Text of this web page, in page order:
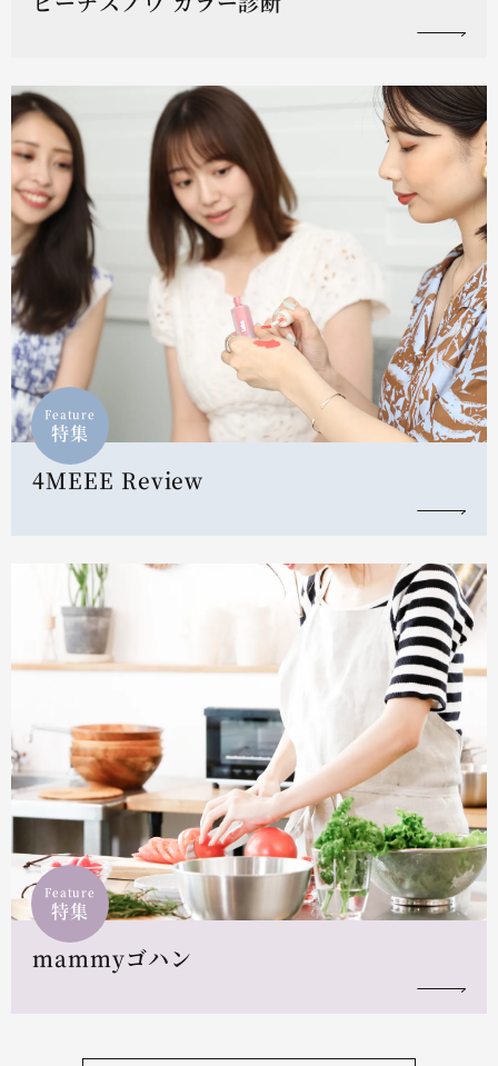
Feature
特集
4MEEE Review
Feature
特集
mammyゴハン